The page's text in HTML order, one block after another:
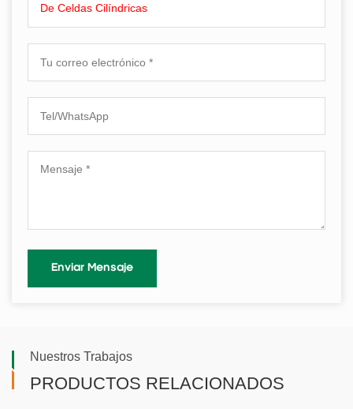
De Celdas Cilíndricas
Nuestros Trabajos
PRODUCTOS RELACIONADOS